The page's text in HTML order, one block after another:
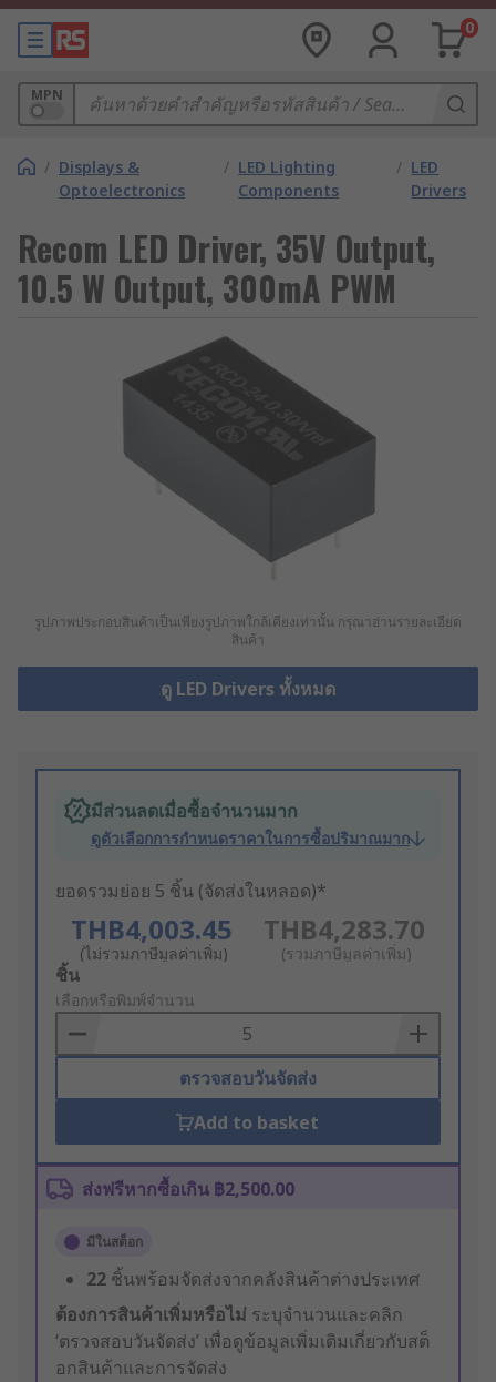
0
MPN
/ Displays &
Optoelectronics
/ LED Lighting
Components
/ LED
Drivers
Recom LED Driver, 35V Output,
10.5 W Output, 300mA PWM
รูปภาพประกอบสินค้าเป็นเพียงรูปภาพใกล้เคียงเท่านั้น กรุณาอ่านรายละเอียด
สินค้า
ดู LED Drivers ทั้งหมด
มีส่วนลดเมื่อซื้อจำนวนมาก
ดูตัวเลือกการกำหนดราคาในการซื้อปริมาณมาก
ยอดรวมย่อย 5 ชิ้น (จัดส่งในหลอด)*
THB4,003.45
(ไม่รวมภาษีมูลค่าเพิ่ม)
THB4,283.70
(รวมภาษีมูลค่าเพิ่ม)
Add
to
Basket
ชิ้น
เลือกหรือพิมพ์จำนวน
ตรวจสอบวันจัดส่ง
Add to basket
ส่งฟรีหากซื้อเกิน ฿2,500.00
มีในสต็อก
22 ชิ้นพร้อมจัดส่งจากคลังสินค้าต่างประเทศ
ต้องการสินค้าเพิ่มหรือไม่ ระบุจำนวนและคลิก
‘ตรวจสอบวันจัดส่ง’ เพื่อดูข้อมูลเพิ่มเติมเกี่ยวกับสต็
อกสินค้าและการจัดส่ง